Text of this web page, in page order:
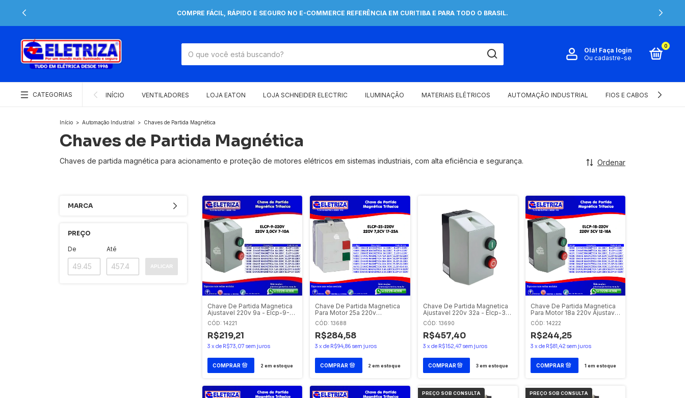
COMPRE FÁCIL, RÁPIDO E SEGURO NO E-COMMERCE REFERÊNCIA EM CURITIBA E PARA TODO O BRASIL.
Olá! Faça login
Ou cadastre-se
0
CATEGORIAS INÍCIO VENTILADORES LOJA EATON LOJA SCHNEIDER ELECTRIC ILUMINAÇÃO MATERIAIS ELÉTRICOS AUTOMAÇÃO INDUSTRIAL FIOS E CABOS ELÉTRICOS
Início > Automação Industrial > Chaves de Partida Magnética
Chaves de Partida Magnética
Chaves de partida magnética para acionamento e proteção de motores elétricos em sistemas industriais, com alta eficiência e segurança. Ordenar
MARCA
PREÇO
De Até
APLICAR
Chave De Partida Magnetica
Ajustavel 220v 9a - Elcp-9-
220v Eletromec / Eaton
CÓD: 14221
R$219,21
3 x de R$73,07 sem juros
2 em estoque
Chave De Partida Magnetica
Para Motor 25a 220v
Ajustavel 17-25a - Elcp-25-
220v Eletromec / Eaton
CÓD: 13688
R$284,58
3 xde R$94,86 sem juros
2 em estoque
Chave De Partida Magnetica
Ajustavel 220v 32a - Elcp-32-
220v Eletromec/ Eaton
CÓD: 13690
R$457,40
3 x de R$152,47 sem juros
3em estoque
Chave De Partida Magnetica
Para Motor 18a 220v Ajustavel
12a - 18a - Elcp-18-220v
Eletromec / Eaton
CÓD: 14222
R$244,25
3 x de R$81,42 sem juros
1 em estoque